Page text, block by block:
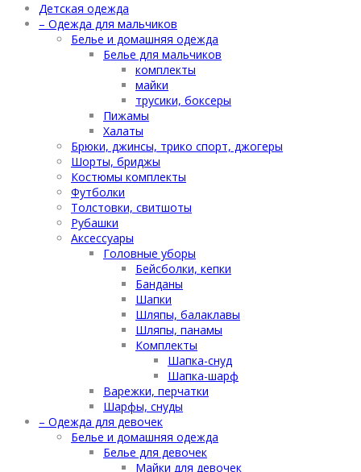
Детская одежда
– Одежда для мальчиков
Белье и домашняя одежда
Белье для мальчиков
комплекты
майки
трусики, боксеры
Пижамы
Халаты
Брюки, джинсы, трико спорт, джогеры
Шорты, бриджы
Костюмы комплекты
Футболки
Толстовки, свитшоты
Рубашки
Аксессуары
Головные уборы
Бейсболки, кепки
Банданы
Шапки
Шляпы, балаклавы
Шляпы, панамы
Комплекты
Шапка-снуд
Шапка-шарф
Варежки, перчатки
Шарфы, снуды
– Одежда для девочек
Белье и домашняя одежда
Белье для девочек
Майки для девочек